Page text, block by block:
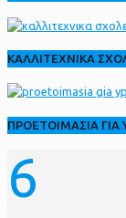
ΚΑΛΛΙΤΕΧΝΙΚΑ
ΠΡΟΕΤΟΙΜΑΣΙΑ ΓΙΑ
6